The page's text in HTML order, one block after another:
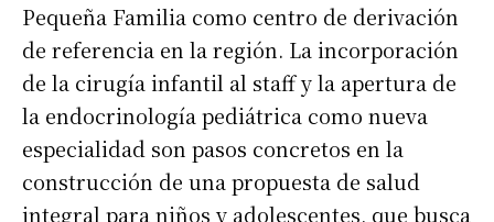
Pequeña Familia como centro de derivación
de referencia en la región. La incorporación
de la cirugía infantil al staff y la apertura de
la endocrinología pediátrica como nueva
especialidad son pasos concretos en la
construcción de una propuesta de salud
integral para niños y adolescentes, que busca